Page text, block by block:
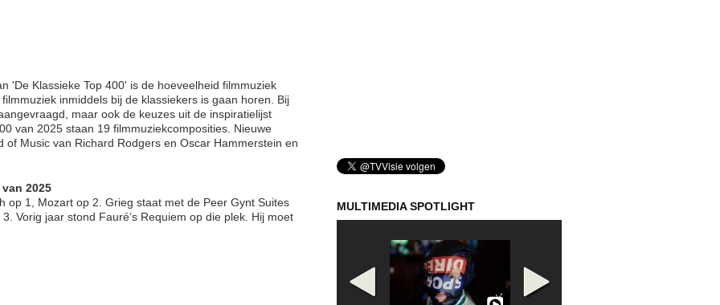
'De Klassieke Top 400' is de hoeveelheid filmmuziek
inmiddels bij de klassiekers is gaan horen. Bij
maar ook de keuzes uit de inspiratielijst
van 2025 staan 19 filmmuziekcomposities. Nieuwe
of Music van Richard Rodgers en Oscar Hammerstein en
2025
op 1, Mozart op 2. Grieg staat met de Peer Gynt Suites
Vorig jaar stond Fauré’s Requiem op die plek. Hij moet
MULTIMEDIA SPOTLIGHT